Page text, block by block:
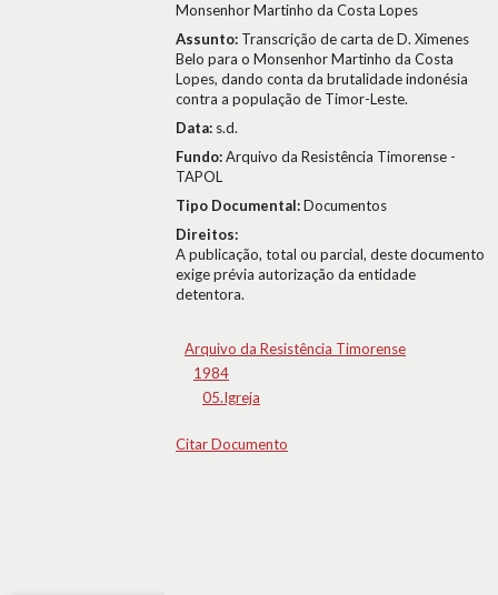
Monsenhor Martinho da Costa Lopes
Assunto: Transcrição de carta de D. Ximenes
Belo para o Monsenhor Martinho da Costa
Lopes, dando conta da brutalidade indonésia
contra a população de Timor-Leste.
Data: s.d.
Fundo:Arquivo da Resistência Timorense -
TAPOL
Tipo Documental:Documentos
Direitos:
A publicação, total ou parcial, deste documento
exige prévia autorização da entidade
detentora.
Arquivo da Resistência Timorense
1984
05.Igreja
Citar Documento